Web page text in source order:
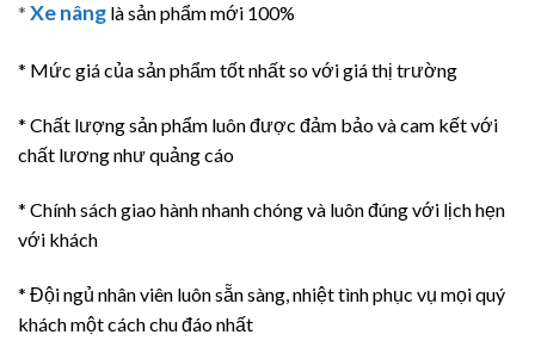
* Xe nâng là sản phẩm mới 100%
* Mức giá của sản phẩm tốt nhất so với giá thị trường
* Chất lượng sản phẩm luôn được đảm bảo và cam kết với
chất lương như quảng cáo
* Chính sách giao hành nhanh chóng và luôn đúng với lịch hẹn
với khách
* Đội ngủ nhân viên luôn sẵn sàng, nhiệt tình phục vụ mọi quý
khách một cách chu đáo nhất